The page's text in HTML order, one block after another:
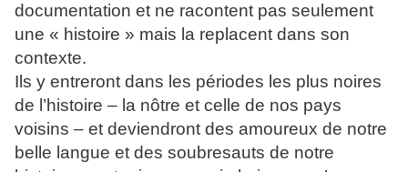
documentation et ne racontent pas seulement
une « histoire » mais la replacent dans son
contexte.
Ils y entreront dans les périodes les plus noires
de l’histoire – la nôtre et celle de nos pays
voisins – et deviendront des amoureux de notre
belle langue et des soubresauts de notre